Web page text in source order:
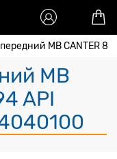
MB CANTER
MB
API